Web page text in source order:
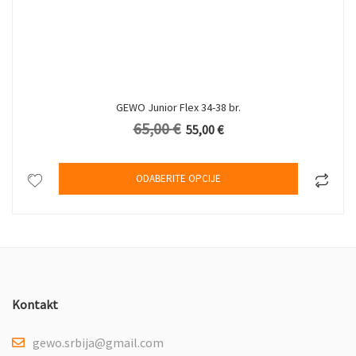
ima više varijanti. Opcije mogu biti izabrane na stranici
GEWO Junior Flex 34-38 br.
65,00€ Originalna cena je bila: 65,00 €.
55,00€Trenutna cena je: 55,00 €.
ODABERITE OPCIJE Ovaj
Kontakt
gewo.srbija@gmail.com